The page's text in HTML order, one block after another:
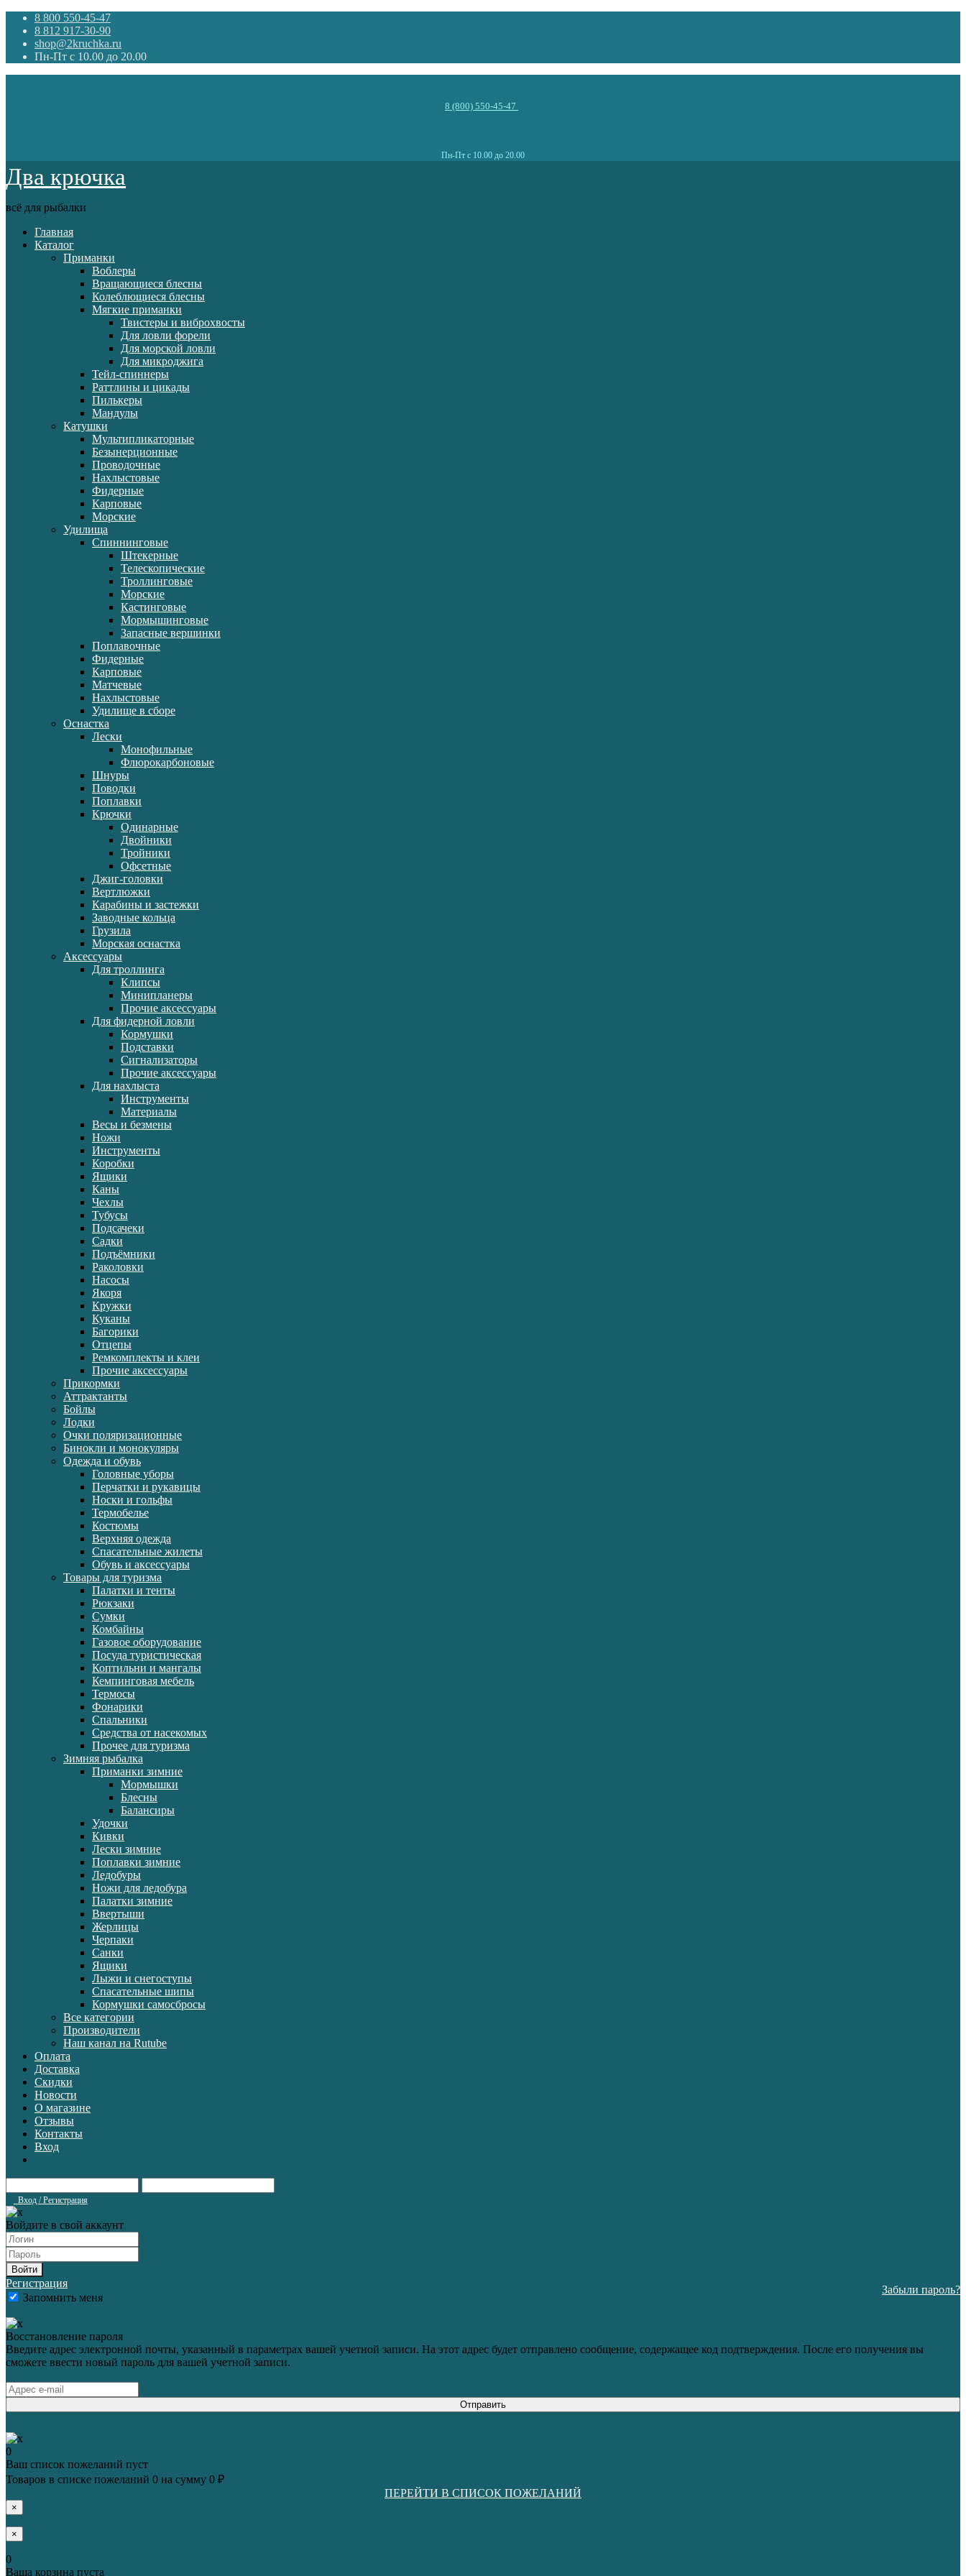
8 800 550-45-47
8 812 917-30-90
shop@2kruchka.ru
Пн-Пт с 10.00 до 20.00
8 (800) 550-45-47
Пн-Пт с 10.00 до 20.00
Два крючка
всё для рыбалки
Главная
Каталог
Приманки
Воблеры
Вращающиеся блесны
Колеблющиеся блесны
Мягкие приманки
Твистеры и виброхвосты
Для ловли форели
Для морской ловли
Для микроджига
Тейл-спиннеры
Раттлины и цикады
Пилькеры
Мандулы
Катушки
Мультипликаторные
Безынерционные
Проводочные
Нахлыстовые
Фидерные
Карповые
Морские
Удилища
Спиннинговые
Штекерные
Телескопические
Троллинговые
Морские
Кастинговые
Мормышинговые
Запасные вершинки
Поплавочные
Фидерные
Карповые
Матчевые
Нахлыстовые
Удилище в сборе
Оснастка
Лески
Монофильные
Флюрокарбоновые
Шнуры
Поводки
Поплавки
Крючки
Одинарные
Двойники
Тройники
Офсетные
Джиг-головки
Вертлюжки
Карабины и застежки
Заводные кольца
Грузила
Морская оснастка
Аксессуары
Для троллинга
Клипсы
Минипланеры
Прочие аксессуары
Для фидерной ловли
Кормушки
Подставки
Сигнализаторы
Прочие аксессуары
Для нахлыста
Инструменты
Материалы
Весы и безмены
Ножи
Инструменты
Коробки
Ящики
Каны
Чехлы
Тубусы
Подсачеки
Садки
Подъёмники
Раколовки
Насосы
Якоря
Кружки
Куканы
Багорики
Отцепы
Ремкомплекты и клеи
Прочие аксессуары
Прикормки
Аттрактанты
Бойлы
Лодки
Очки поляризационные
Бинокли и монокуляры
Одежда и обувь
Головные уборы
Перчатки и рукавицы
Носки и гольфы
Термобелье
Костюмы
Верхняя одежда
Спасательные жилеты
Обувь и аксессуары
Товары для туризма
Палатки и тенты
Рюкзаки
Сумки
Комбайны
Газовое оборудование
Посуда туристическая
Коптильни и мангалы
Кемпинговая мебель
Термосы
Фонарики
Спальники
Средства от насекомых
Прочее для туризма
Зимняя рыбалка
Приманки зимние
Мормышки
Блесны
Балансиры
Удочки
Кивки
Лески зимние
Поплавки зимние
Ледобуры
Ножи для ледобура
Палатки зимние
Ввертыши
Жерлицы
Черпаки
Санки
Ящики
Лыжи и снегоступы
Спасательные шипы
Кормушки самосбросы
Все категории
Производители
Наш канал на Rutube
Оплата
Доставка
Скидки
Новости
О магазине
Отзывы
Контакты
Вход
Вход / Регистрация
Войдите в свой аккаунт
Войти
Регистрация
Запомнить меня
Забыли пароль?
Восстановление пароля
Введите адрес электронной почты, указанный в параметрах вашей учетной записи. На этот адрес будет отправлено сообщение, содержащее код подтверждения. После его получения вы
сможете ввести новый пароль для вашей учетной записи.
Отправить
0
Ваш список пожеланий пуст
Товаров в списке пожеланий 0 на сумму 0 ₽
ПЕРЕЙТИ В СПИСОК ПОЖЕЛАНИЙ
×
×
0
Ваша корзина пуста